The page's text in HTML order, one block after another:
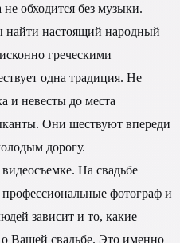
обходится без музыки.
настоящий народный
греческими
одна традиция. Не
и невесты до места
Они шествуют впереди
дорогу.
На свадьбе
фотограф и
зависит и то, какие
Вашей свадьбе. Это именно